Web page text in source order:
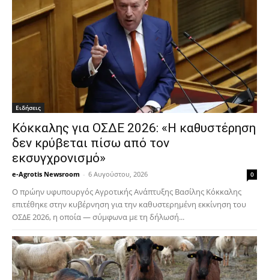
Ειδήσεις
Κόκκαλης για ΟΣΔΕ 2026: «Η καθυστέρηση
δεν κρύβεται πίσω από τον
εκσυγχρονισμό»
e-Agrotis Newsroom - 6 Αυγούστου, 2026 0
Ο πρώην υφυπουργός Αγροτικής Ανάπτυξης Βασίλης Κόκκαλης
επιτέθηκε στην κυβέρνηση για την καθυστερημένη εκκίνηση του
ΟΣΔΕ 2026, η οποία — σύμφωνα με τη δήλωσή...